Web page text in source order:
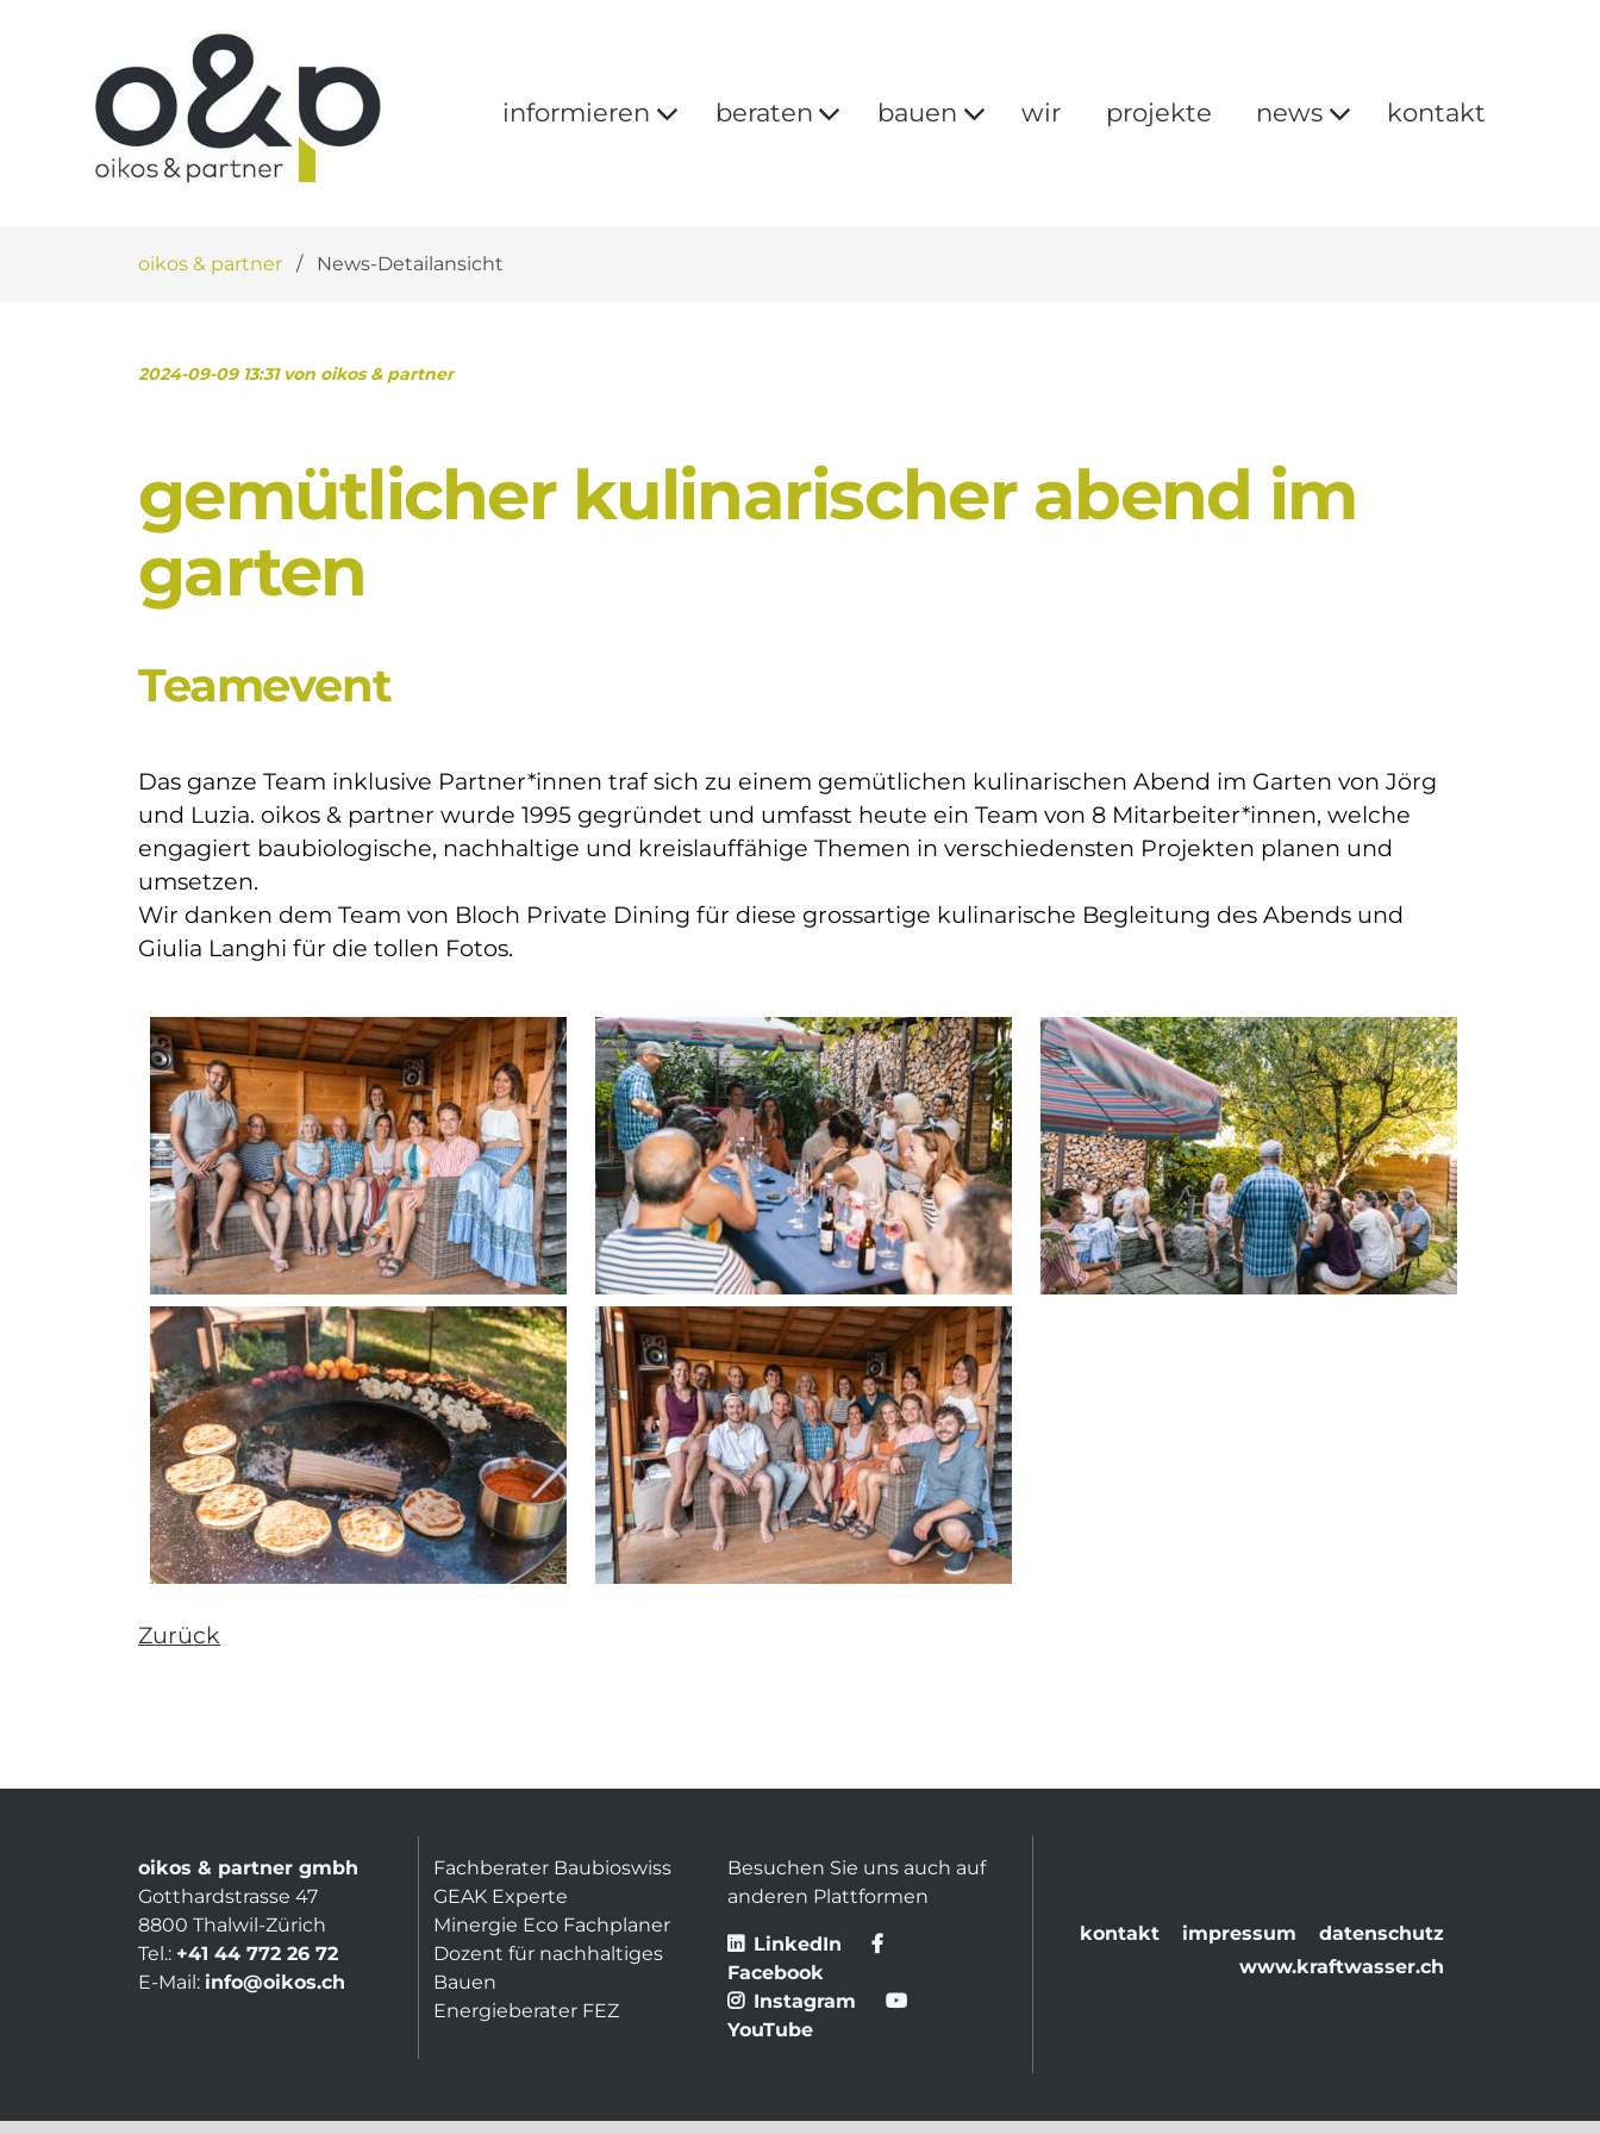
informieren beraten bauen wir projekte news kontakt
oikos & partner News-Detailansicht
2024-09-09 13:31von oikos & partner
gemütlicher kulinarischer abend im
garten
Teamevent
Das ganze Team inklusive Partner*innen traf sich zu einem gemütlichen kulinarischen Abend im Garten von Jörg
und Luzia. oikos & partner wurde 1995 gegründet und umfasst heute ein Team von 8 Mitarbeiter*innen, welche
engagiert baubiologische, nachhaltige und kreislauffähige Themen in verschiedensten Projekten planen und
umsetzen.
Wir danken dem Team von Bloch Private Dining für diese grossartige kulinarische Begleitung des Abends und
Giulia Langhi für die tollen Fotos.
Zurück
oikos & partner gmbh
Gotthardstrasse 47
8800 Thalwil-Zürich
Tel.: +41 44 772 26 72
E-Mail: info@oikos.ch
Fachberater Baubioswiss
GEAK Experte
Minergie Eco Fachplaner
Dozent für nachhaltiges
Bauen
Energieberater FEZ
Besuchen Sie uns auch auf
anderen Plattformen
LinkedIn
Facebook
Instagram
YouTube
kontakt impressum
datenschutz
www.kraftwasser.ch